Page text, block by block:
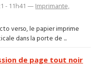
- 11h41 — Imprimante,
verso, le papier imprime
dans la porte de ...
de page tout noir